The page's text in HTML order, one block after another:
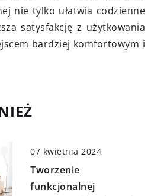
nie tylko ułatwia codzienne
satysfakcję z użytkowania
bardziej komfortowym i
07 kwietnia 2024
Tworzenie
funkcjonalnej